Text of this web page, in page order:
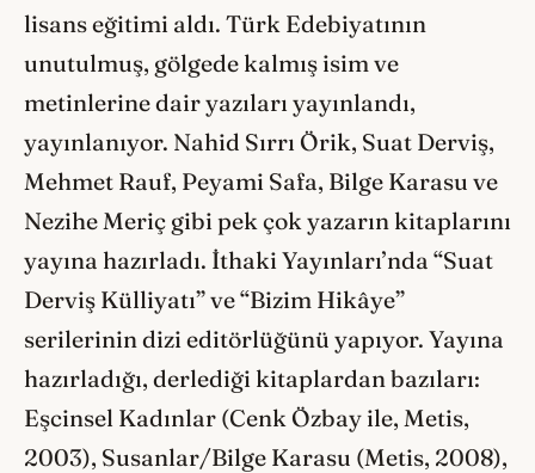
lisans eğitimi aldı. Türk Edebiyatının
unutulmuş, gölgede kalmış isim ve
metinlerine dair yazıları yayınlandı,
yayınlanıyor. Nahid Sırrı Örik, Suat Derviş,
Mehmet Rauf, Peyami Safa, Bilge Karasu ve
Nezihe Meriç gibi pek çok yazarın kitaplarını
yayına hazırladı. İthaki Yayınları’nda “Suat
Derviş Külliyatı” ve “Bizim Hikâye”
serilerinin dizi editörlüğünü yapıyor. Yayına
hazırladığı, derlediği kitaplardan bazıları:
Eşcinsel Kadınlar (Cenk Özbay ile, Metis,
2003), Susanlar/Bilge Karasu (Metis, 2008),